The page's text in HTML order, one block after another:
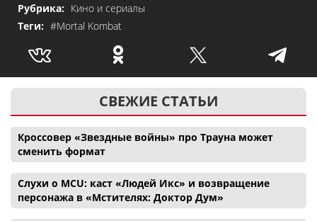
Рубрика: Кино и сериалы
Теги: #Mortal Kombat
СВЕЖИЕ СТАТЬИ
Кроссовер «Звездные войны» про Трауна может
сменить формат
Слухи о MCU: каст «Людей Икс» и возвращение
персонажа в «Мстителях: Доктор Дум»